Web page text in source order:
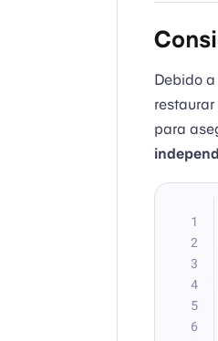
Debido
para